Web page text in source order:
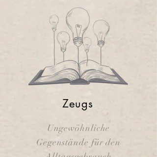
Zeugs
Ungewöhnliche
Gegenstände für den